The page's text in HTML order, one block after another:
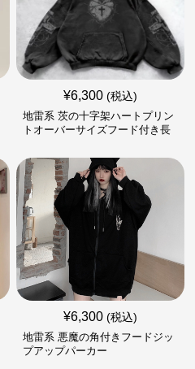
¥6,300 (税込)
地雷系 茨の十字架ハートプリン
トオーバーサイズフード付き長
¥6,300 (税込)
地雷系 悪魔の角付きフードジッ
プアップパーカー